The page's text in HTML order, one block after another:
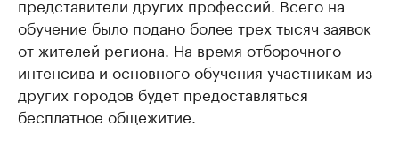
представители других профессий. Всего на
обучение было подано более трех тысяч заявок
от жителей региона. На время отборочного
интенсива и основного обучения участникам из
других городов будет предоставляться
бесплатное общежитие.